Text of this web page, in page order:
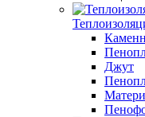
Джут